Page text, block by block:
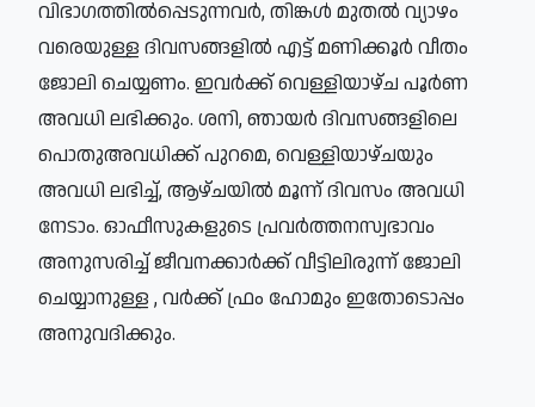
വിഭാഗത്തില്‍പ്പെടുന്നവര്‍, തിങ്കള്‍ മുതല്‍ വ്യാഴം
വരെയുള്ള ദിവസങ്ങളില്‍ എട്ട് മണിക്കൂര്‍ വീതം
ജോലി ചെയ്യണം. ഇവര്‍ക്ക് വെള്ളിയാഴ്ച പൂര്‍ണ
അവധി ലഭിക്കും. ശനി, ഞായര്‍ ദിവസങ്ങളിലെ
പൊതുഅവധിക്ക് പുറമെ, വെള്ളിയാഴ്ചയും
അവധി ലഭിച്ച്, ആഴ്ചയില്‍ മൂന്ന് ദിവസം അവധി
നേടാം. ഓഫീസുകളുടെ പ്രവര്‍ത്തനസ്വഭാവം
അനുസരിച്ച് ജീവനക്കാര്‍ക്ക് വീട്ടിലിരുന്ന് ജോലി
ചെയ്യാനുള്ള , വര്‍ക്ക് ഫ്രം ഹോമും ഇതോടൊപ്പം
അനുവദിക്കും.​